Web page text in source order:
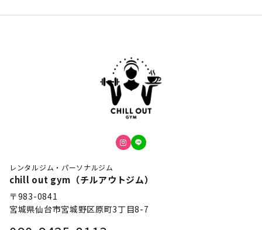
レンタルジム・パーソナルジム
chill out gym（チルアウトジム）
〒983-0841
宮城県仙台市宮城野区原町3丁目8-7